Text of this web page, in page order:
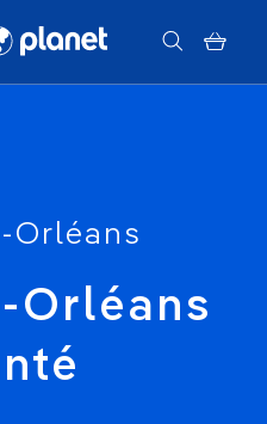
Orléans
Orléans